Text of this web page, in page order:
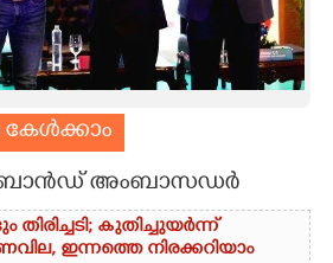
ബ്രാൻഡ് അംബാസഡർ
തിരിച്ചടി; കുതിച്ചുയർന്ന്
ഇന്നത്തെ നിരക്കറിയാം